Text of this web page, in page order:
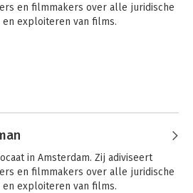
en filmmakers over alle juridische
exploiteren van films.
in Amsterdam. Zij adiviseert
en filmmakers over alle juridische
exploiteren van films.